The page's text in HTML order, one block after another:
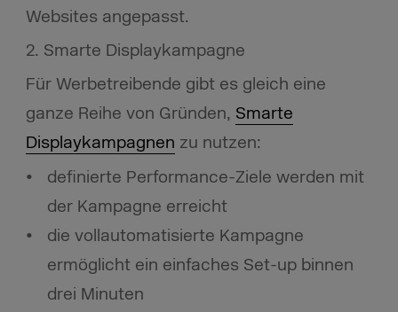
Websites angepasst.
2. Smarte Displaykampagne
Für Werbetreibende gibt es gleich eine
ganze Reihe von Gründen, Smarte
Displaykampagnen zu nutzen:
definierte Performance-Ziele werden mit
der Kampagne erreicht
die vollautomatisierte Kampagne
ermöglicht ein einfaches Set-up binnen
drei Minuten